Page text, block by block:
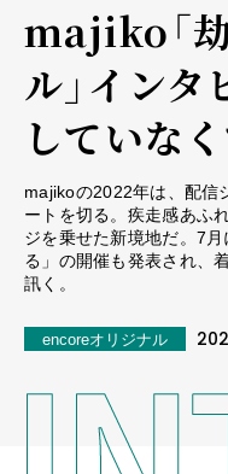
majiko「
ル」インタ
していな
majikoの2022年は、配信
ートを切る。疾走感あふ
ジを乗せた新境地だ。7
る」の開催も発表され、
訊く。
encoreオリジナル